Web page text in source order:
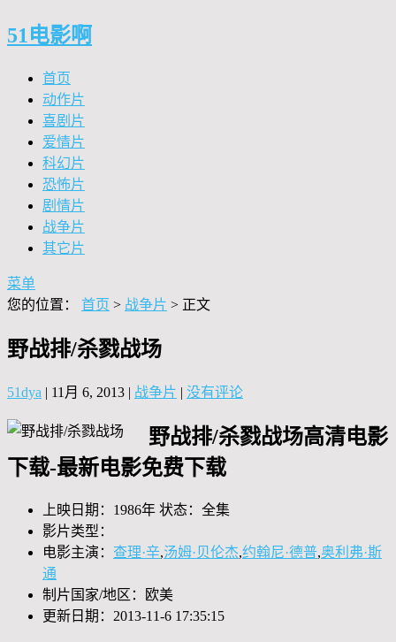
51电影啊
首页
动作片
喜剧片
爱情片
科幻片
恐怖片
剧情片
战争片
其它片
菜单
您的位置： 首页 > 战争片 > 正文
野战排/杀戮战场
51dya | 11月 6, 2013 | 战争片 | 没有评论
野战排/杀戮战场高清电影
下载-最新电影免费下载
上映日期：1986年 状态：全集
影片类型：
电影主演： 查理·辛,汤姆·贝伦杰,约翰尼·德普,奥利弗·斯
通
制片国家/地区：欧美
更新日期：2013-11-6 17:35:15